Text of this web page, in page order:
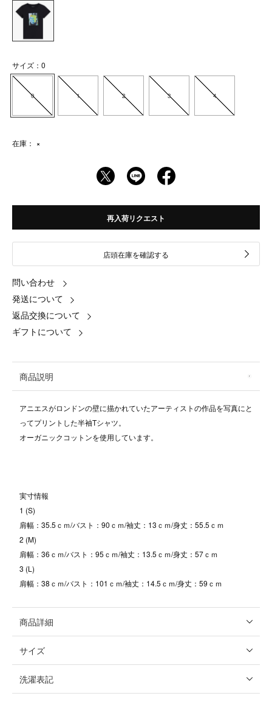
サイズ：0
0 1 2 3 4
在庫： ×
再入荷リクエスト
店頭在庫を確認する
問い合わせ
発送について
返品交換について
ギフトについて
商品説明
アニエスがロンドンの壁に描かれていたアーティストの作品を写真にと
ってプリントした半袖Tシャツ。
オーガニックコットンを使用しています。
実寸情報
1 (S)
肩幅：35.5ｃｍ/バスト：90ｃｍ/袖丈：13ｃｍ/身丈：55.5ｃｍ
2 (M)
肩幅：36ｃｍ/バスト：95ｃｍ/袖丈：13.5ｃｍ/身丈：57ｃｍ
3 (L)
肩幅：38ｃｍ/バスト：101ｃｍ/袖丈：14.5ｃｍ/身丈：59ｃｍ
商品詳細
サイズ
洗濯表記